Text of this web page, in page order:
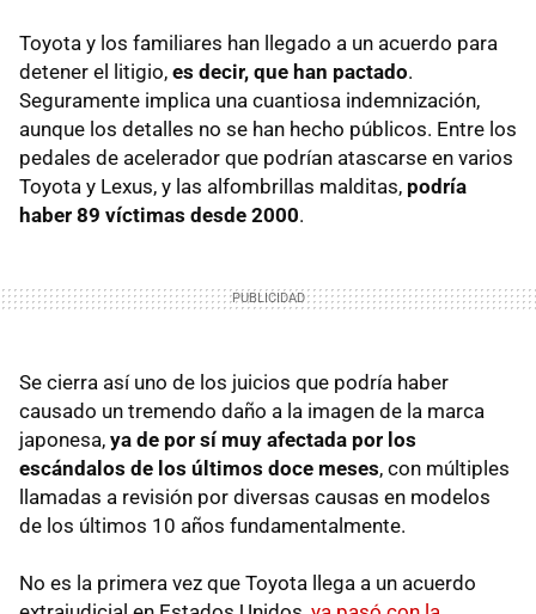
Toyota y los familiares han llegado a un acuerdo para
detener el litigio, es decir, que han pactado.
Seguramente implica una cuantiosa indemnización,
aunque los detalles no se han hecho públicos. Entre los
pedales de acelerador que podrían atascarse en varios
Toyota y Lexus, y las alfombrillas malditas, podría
haber 89 víctimas desde 2000.
Se cierra así uno de los juicios que podría haber
causado un tremendo daño a la imagen de la marca
japonesa, ya de por sí muy afectada por los
escándalos de los últimos doce meses, con múltiples
llamadas a revisión por diversas causas en modelos
de los últimos 10 años fundamentalmente.
No es la primera vez que Toyota llega a un acuerdo